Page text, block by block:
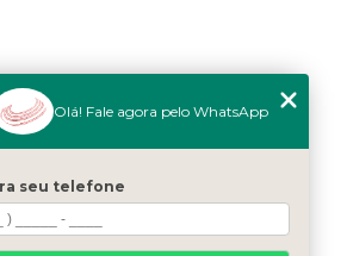
Olá! Fale agora pelo WhatsApp
seu telefone